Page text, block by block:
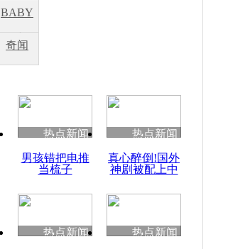
BABY
秀
奇闻
热点新闻
男孩错把电推
当梳子
热点新闻
真心醉倒!国外
神剧被配上中
热点新闻
热点新闻